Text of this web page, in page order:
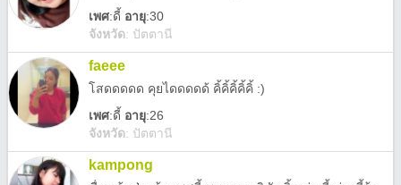
เพศ:ดี้ อายุ:30
จังหวัด: ปัตตานี
faeee
โสดดดดด คุยไดดดดด้ คิ้คิ้คิ้คิ้คิ้ :)
เพศ:ดี้ อายุ:26
จังหวัด: ปัตตานี
kampong